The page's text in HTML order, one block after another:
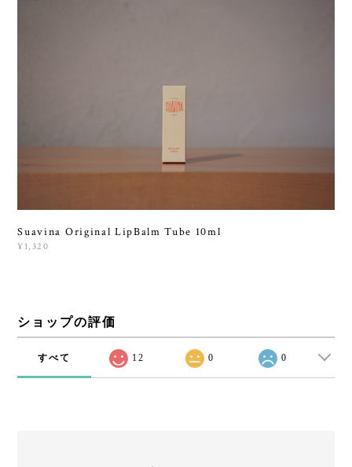
Suavina Original LipBalm Tube 10ml
¥1,320
ショップの評価
すべて 12 0 0